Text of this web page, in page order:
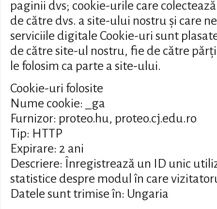
paginii dvs; cookie-urile care
de către dvs. a site-ului nostru și care
serviciile digitale Cookie-uri sunt
de către site-ul nostru, fie de către
le folosim ca parte a site-ului.
Cookie-uri folosite
Nume cookie: _ga
Furnizor: proteo.hu, proteo.cj.edu.ro
Tip: HTTP
Expirare: 2 ani
Descriere: Înregistrează un ID unic
statistice despre modul în care
Datele sunt trimise în: Ungaria